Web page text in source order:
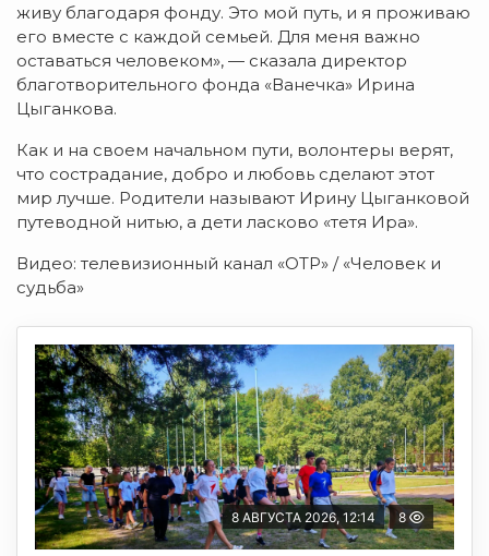
живу благодаря фонду. Это мой путь, и я проживаю
его вместе с каждой семьей. Для меня важно
оставаться человеком», — сказала директор
благотворительного фонда «Ванечка» Ирина
Цыганкова.
Как и на своем начальном пути, волонтеры верят,
что сострадание, добро и любовь сделают этот
мир лучше. Родители называют Ирину Цыганковой
путеводной нитью, а дети ласково «тетя Ира».
Видео: телевизионный канал «ОТР» / «Человек и
судьба»
8 АВГУСТА 2026, 12:14 8